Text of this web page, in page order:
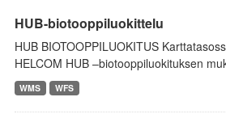
HUB-biotooppiluokittelu
HUB BIOTOOPPILUOKITUS
HELCOM HUB –biotooppiluokituksen
WMS WFS